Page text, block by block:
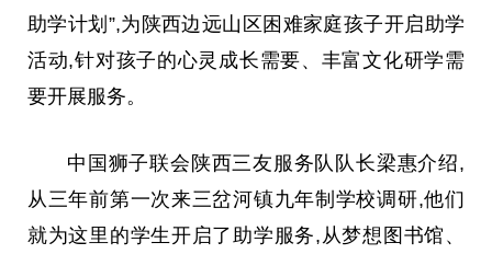
助学计划”,为陕西边远山区困难家庭孩子开启助学
活动,针对孩子的心灵成长需要、丰富文化研学需
要开展服务。
中国 狮子联会陕西三友服务队队长梁惠介绍,
从三年前第一次来三岔河镇九年制学校调研,他们
就为这里的学生开启了助学服务,从梦想图书馆、